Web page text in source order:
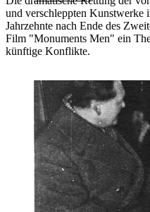
und verschleppten Kunstwerke
Jahrzehnte nach Ende des
Film "Monuments Men" ein
künftige Konflikte.